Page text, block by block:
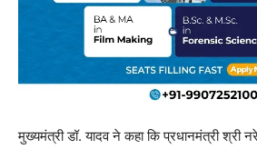
मुख्यमंत्री डॉ. यादव ने कहा कि प्रधानमंत्री श्री